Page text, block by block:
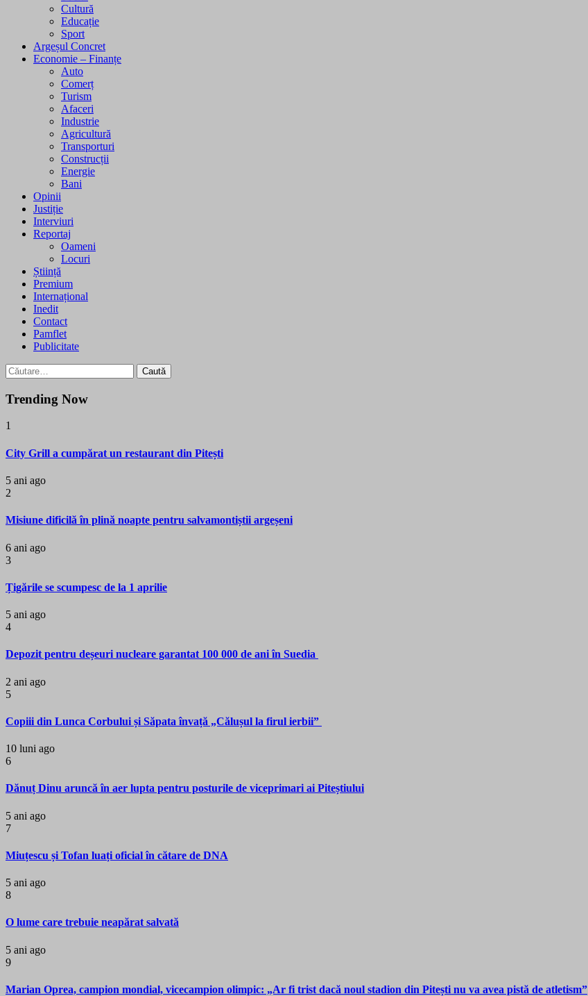
Cultură
Educație
Sport
Argeșul Concret
Economie – Finanțe
Auto
Comerț
Turism
Afaceri
Industrie
Agricultură
Transporturi
Construcții
Energie
Bani
Opinii
Justiție
Interviuri
Reportaj
Oameni
Locuri
Știință
Premium
Internațional
Inedit
Contact
Pamflet
Publicitate
Caută
după:
Trending Now
1
City Grill a cumpărat un restaurant din Pitești
5 ani ago
2
Misiune dificilă în plină noapte pentru salvamontiștii argeșeni
6 ani ago
3
Țigările se scumpesc de la 1 aprilie
5 ani ago
4
Depozit pentru deșeuri nucleare garantat 100 000 de ani în Suedia
2 ani ago
5
Copiii din Lunca Corbului și Săpata învață „Călușul la firul ierbii”
10 luni ago
6
Dănuț Dinu aruncă în aer lupta pentru posturile de viceprimari ai Piteștiului
5 ani ago
7
Miuțescu și Tofan luați oficial în cătare de DNA
5 ani ago
8
O lume care trebuie neapărat salvată
5 ani ago
9
Marian Oprea, campion mondial, vicecampion olimpic: „Ar fi trist dacă noul stadion din Pitești nu va avea pistă de atletism”